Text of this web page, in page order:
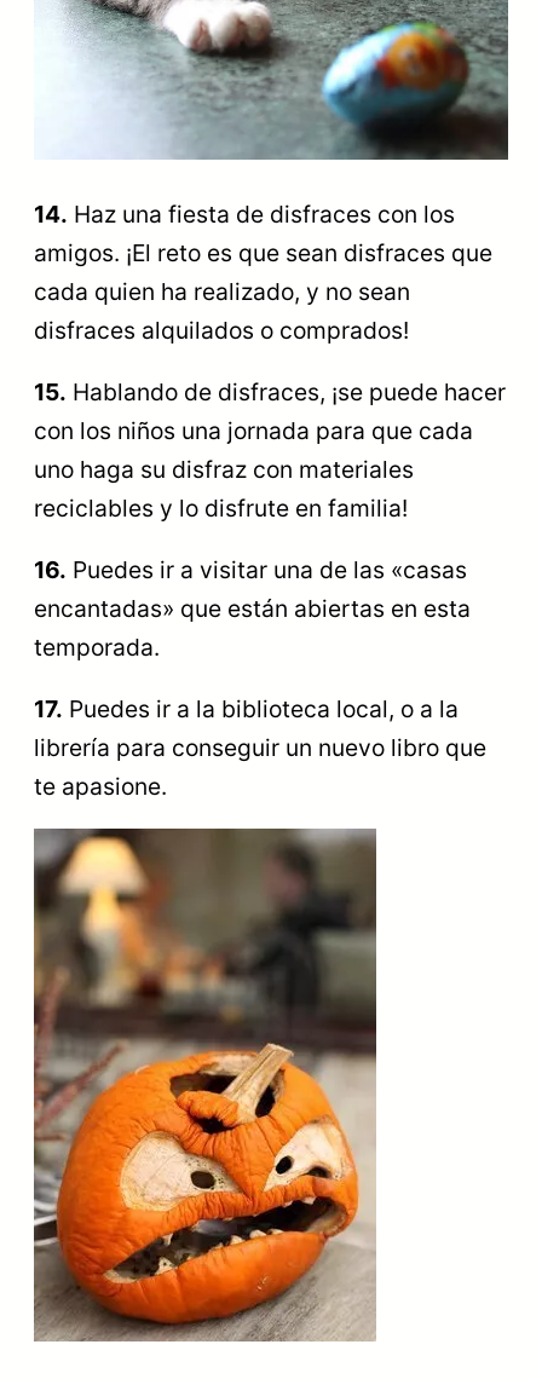
14. Haz una fiesta de disfraces con los
amigos. ¡El reto es que sean disfraces que
cada quien ha realizado, y no sean
disfraces alquilados o comprados!
15. Hablando de disfraces, ¡se puede hacer
con los niños una jornada para que cada
uno haga su disfraz con materiales
reciclables y lo disfrute en familia!
16. Puedes ir a visitar una de las «casas
encantadas» que están abiertas en esta
temporada.
17. Puedes ir a la biblioteca local, o a la
librería para conseguir un nuevo libro que
te apasione.